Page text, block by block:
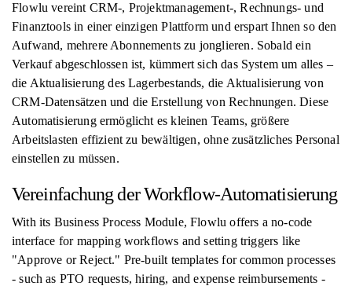
Flowlu vereint CRM-, Projektmanagement-, Rechnungs- und
Finanztools in einer einzigen Plattform und erspart Ihnen so den
Aufwand, mehrere Abonnements zu jonglieren. Sobald ein
Verkauf abgeschlossen ist, kümmert sich das System um alles –
die Aktualisierung des Lagerbestands, die Aktualisierung von
CRM-Datensätzen und die Erstellung von Rechnungen. Diese
Automatisierung ermöglicht es kleinen Teams, größere
Arbeitslasten effizient zu bewältigen, ohne zusätzliches Personal
einstellen zu müssen.
Vereinfachung der Workflow-Automatisierung
With its Business Process Module, Flowlu offers a no-code
interface for mapping workflows and setting triggers like
"Approve or Reject." Pre-built templates for common processes
- such as PTO requests, hiring, and expense reimbursements -